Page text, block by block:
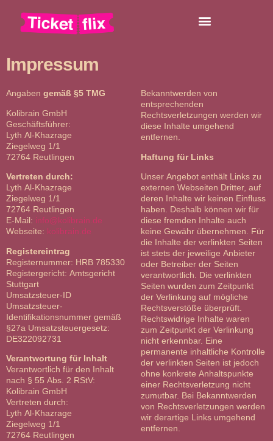
Impressum
Angaben gemäß §5 TMG
Kolibrain GmbH
Geschäftsführer:
Lyth Al-Khazrage
Ziegelweg 1/1
72764 Reutlingen
Vertreten durch:
Lyth Al-Khazrage
Ziegelweg 1/1
72764 Reutlingen
E-Mail: info@kolibrain.de
Webseite: kolibrain.de
Registereintrag
Registernummer: HRB 785330
Registergericht: Amtsgericht
Stuttgart
Umsatzsteuer-ID
Umsatzsteuer-
Identifikationsnummer gemäß
§27a Umsatzsteuergesetz:
DE322092731
Verantwortung für Inhalt
Verantwortlich für den Inhalt
nach § 55 Abs. 2 RStV:
Kolibrain GmbH
Vertreten durch:
Lyth Al-Khazrage
Ziegelweg 1/1
72764 Reutlingen
Bekanntwerden von
entsprechenden
Rechtsverletzungen werden wir
diese Inhalte umgehend
entfernen.
Haftung für Links
Unser Angebot enthält Links zu
externen Webseiten Dritter, auf
deren Inhalte wir keinen Einfluss
haben. Deshalb können wir für
diese fremden Inhalte auch
keine Gewähr übernehmen. Für
die Inhalte der verlinkten Seiten
ist stets der jeweilige Anbieter
oder Betreiber der Seiten
verantwortlich. Die verlinkten
Seiten wurden zum Zeitpunkt
der Verlinkung auf mögliche
Rechtsverstöße überprüft.
Rechtswidrige Inhalte waren
zum Zeitpunkt der Verlinkung
nicht erkennbar. Eine
permanente inhaltliche Kontrolle
der verlinkten Seiten ist jedoch
ohne konkrete Anhaltspunkte
einer Rechtsverletzung nicht
zumutbar. Bei Bekanntwerden
von Rechtsverletzungen werden
wir derartige Links umgehend
entfernen.